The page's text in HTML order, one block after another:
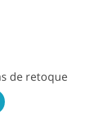
de retoque